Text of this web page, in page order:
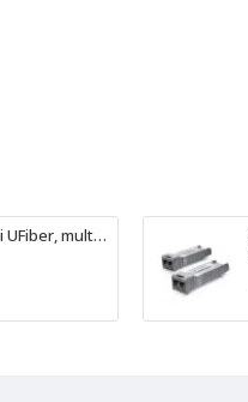
Module SFP Ubiquiti UFiber, multi-mode, conector LC, TX:850nm, RX:850nm, 550m, 1Gbps, Pachet de 2 Bucăți - UACC-OM-MM-1G-D-2